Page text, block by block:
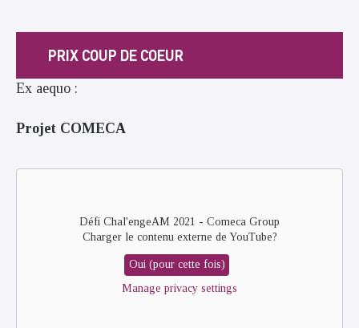
PRIX COUP DE COEUR
Ex aequo :
Projet COMECA
Remote
Défi Chal'engeAM 2021 - Comeca Group
Charger le contenu externe de YouTube?
Oui (pour cette fois)
Manage privacy settings